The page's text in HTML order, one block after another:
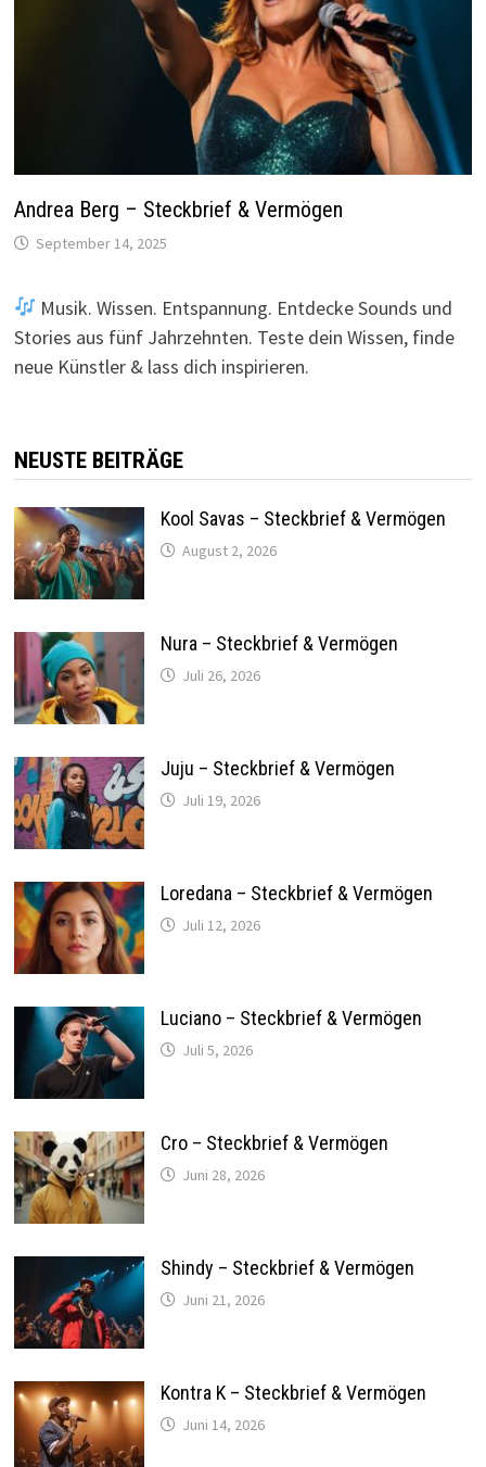
Andrea Berg – Steckbrief & Vermögen
September 14, 2025
Musik. Wissen. Entspannung. Entdecke Sounds und
Stories aus fünf Jahrzehnten. Teste dein Wissen, finde
neue Künstler & lass dich inspirieren.
NEUSTE BEITRÄGE
Kool Savas – Steckbrief & Vermögen
August 2, 2026
Nura – Steckbrief & Vermögen
Juli 26, 2026
Juju – Steckbrief & Vermögen
Juli 19, 2026
Loredana – Steckbrief & Vermögen
Juli 12, 2026
Luciano – Steckbrief & Vermögen
Juli 5, 2026
Cro – Steckbrief & Vermögen
Juni 28, 2026
Shindy – Steckbrief & Vermögen
Juni 21, 2026
Kontra K – Steckbrief & Vermögen
Juni 14, 2026